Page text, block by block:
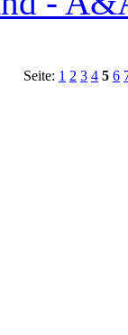
Seite: 1 2 3 4 5 6